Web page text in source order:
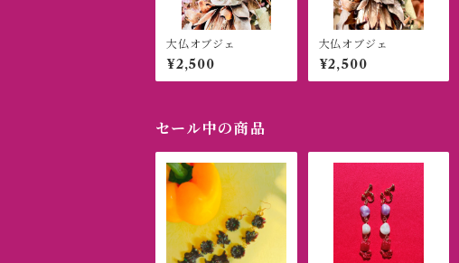
大仏オブジェ
¥2,500
大仏オブジェ
¥2,500
セール中の商品